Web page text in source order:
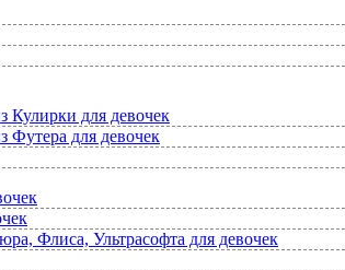
Кулирки для девочек
Футера для девочек
Флиса, Ультрасофта для девочек